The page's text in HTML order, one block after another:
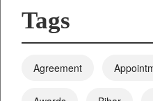
Tags
Agreement